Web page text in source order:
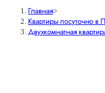
Главная>
Квартиры посуточно в
Двухкомнатная